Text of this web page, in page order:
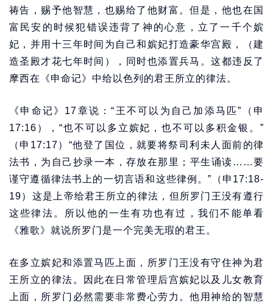
祷告，赐予他智慧，也赐给了他财富。但是，他也在国
富民安的时候犯错误违背了神的心意，立了一千个嫔
妃，并用十三年时间为自己和嫔妃打造豪华宫殿，（建
造圣殿才花七年时间），同时也添置兵马。这都违反了
摩西在《申命记》中给以色列的君王所立的律法。
《申命记》17章说：“王不可以为自己加添马匹”（申
17:16），“也不可以多立嫔妃，也不可以多积金银。”
（申17:17）“他登了国位，就要将祭司利未人面前的律
法书，为自己抄录一本，存放在那里；平生诵读……要
谨守遵循律法书上的一切言语和这些律例。”（申17:18-
19）这是上帝给君王所立的律法，但所罗门王没有遵行
这些律法。所以他的一生有功也有过，我们不能单看
《雅歌》就说所罗门是一个完美无瑕的君王。
在多立嫔妃和添置马匹上面，所罗门王没有守住神为君
王所立的律法。因此在日常管理后宫嫔妃以及儿女教育
上面，所罗门必然需要非常费心劳力。他用神给的智慧